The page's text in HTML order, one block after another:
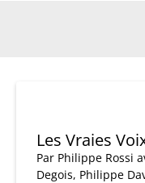
Les Vraies
Par Philippe Rossi
Degois, Philippe